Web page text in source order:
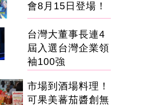
會8月15日登場！
台灣大董事長連4
屆入選台灣企業領
袖100強
市場到酒場料理！
可果美蕃茄醬創無